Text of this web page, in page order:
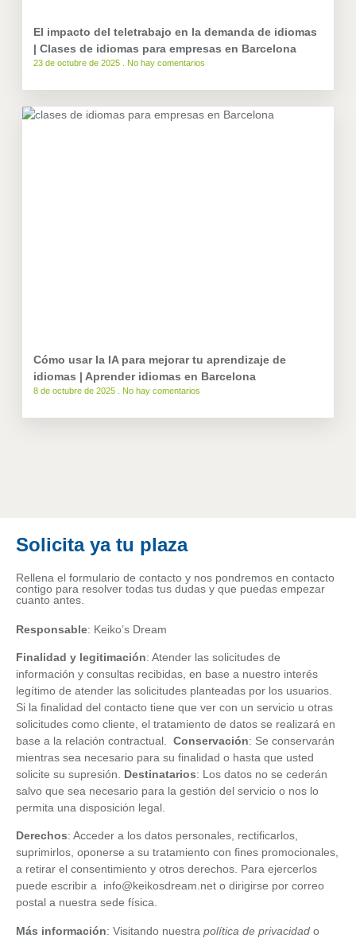
El impacto del teletrabajo en la demanda de idiomas
| Clases de idiomas para empresas en Barcelona
23 de octubre de 2025 No hay comentarios
Cómo usar la IA para mejorar tu aprendizaje de
idiomas | Aprender idiomas en Barcelona
8 de octubre de 2025 No hay comentarios
Solicita ya tu plaza
Rellena el formulario de contacto y nos pondremos en contacto
contigo para resolver todas tus dudas y que puedas empezar
cuanto antes.
Responsable: Keiko’s Dream
Finalidad y legitimación: Atender las solicitudes de
información y consultas recibidas, en base a nuestro interés
legítimo de atender las solicitudes planteadas por los usuarios.
Si la finalidad del contacto tiene que ver con un servicio u otras
solicitudes como cliente, el tratamiento de datos se realizará en
base a la relación contractual. Conservación: Se conservarán
mientras sea necesario para su finalidad o hasta que usted
solicite su supresión. Destinatarios: Los datos no se cederán
salvo que sea necesario para la gestión del servicio o nos lo
permita una disposición legal.
Derechos: Acceder a los datos personales, rectificarlos,
suprimirlos, oponerse a su tratamiento con fines promocionales,
a retirar el consentimiento y otros derechos. Para ejercerlos
puede escribir a info@keikosdream.net o dirigirse por correo
postal a nuestra sede física.
Más información: Visitando nuestra política de privacidad o